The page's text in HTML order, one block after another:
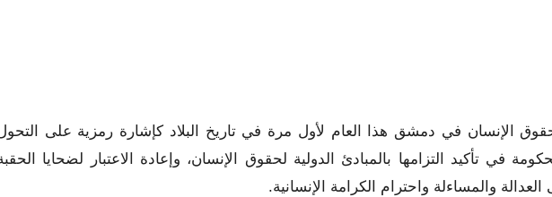
لحقوق الإنسان في دمشق هذا العام لأول مرة في تاريخ البلاد كإشارة رمزية على
في تأكيد التزامها بالمبادئ الدولية لحقوق الإنسان، وإعادة الاعتبار لضحايا
والمساءلة واحترام الكرامة الإنسانية.